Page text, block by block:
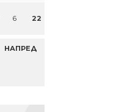
6 22
НАПРЕД